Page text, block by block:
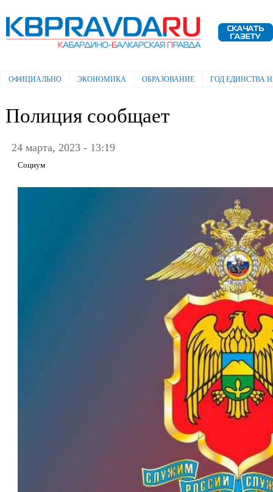
Электронная газета "Кабардино-
Балкарская правда"
Главное меню
ОФИЦИАЛЬНО ЭКОНОМИКА ОБРАЗОВАНИЕ ГОД ЕДИНСТВА
Полиция сообщает
24 марта, 2023 - 13:19
Социум